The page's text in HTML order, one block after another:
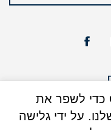
אנו משתמשים בקובצי Cookie כדי לשפר את
על ידי גלישה